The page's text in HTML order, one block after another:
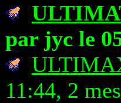
par jyc le
11:44, 2